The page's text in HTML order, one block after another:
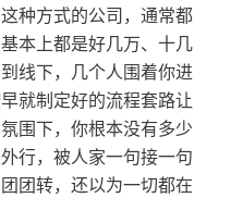
种方式的公司，通常都
本上都是好几万、十几
线下，几个人围着你进
就制定好的流程套路让
围下，你根本没有多少
行，被人家一句接一句
团转，还以为一切都在